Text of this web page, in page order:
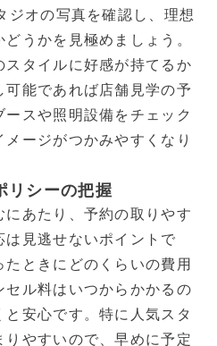
ジオの写真を確認し、理想
うかを見極めましょう。
スタイルに好感が持てるか
可能であれば店舗見学の予
スや照明設備をチェック
ージがつかみやすくなり
リシーの把握
あたり、予約の取りやす
は見逃せないポイントで
ときにどのくらいの費用
セル料はいつからかかるの
安心です。特に人気スタ
りやすいので、早めに予定